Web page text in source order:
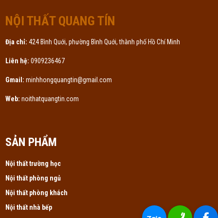
TQ (Đánh giá 1 tháng trước)
Mua hàng online mà cảm giác như được chăm sóc trực tiếp.
NỘI THẤT QUANG TÍN
Địa chỉ: 424 Bình Quới, phường Bình Quới, thành phố Hồ Chí Minh
Liên hệ: 0909236467
Gmail: minhhongquangtin@gmail.com
Web: noithatquangtin.com
SẢN PHẨM
Nội thất trường học
Nội thất phòng ngủ
Nội thất phòng khách
Nội thất nhà bếp